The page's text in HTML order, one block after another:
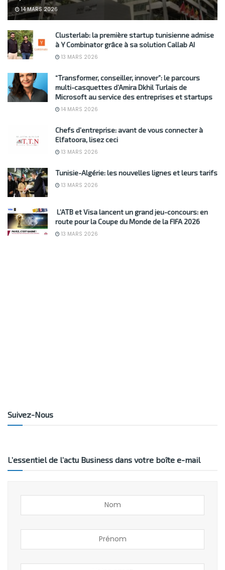
14 MARS 2026
Clusterlab: la première startup tunisienne admise
à Y Combinator grâce à sa solution Callab AI
13 MARS 2026
“Transformer, conseiller, innover”: le parcours
multi-casquettes d’Amira Dkhil Turlais de
Microsoft au service des entreprises et startups
14 MARS 2026
Chefs d’entreprise: avant de vous connecter à
Elfatoora, lisez ceci
13 MARS 2026
Tunisie-Algérie: les nouvelles lignes et leurs tarifs
13 MARS 2026
L’ATB et Visa lancent un grand jeu-concours: en
route pour la Coupe du Monde de la FIFA 2026
13 MARS 2026
Suivez-Nous
L’essentiel de l’actu Business dans votre boîte e-mail